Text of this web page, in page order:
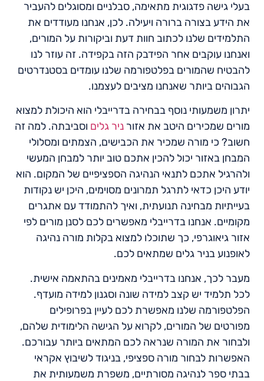
בעלי גישה פדגוגית מתאימה, סבלניים ומסוגלים להעביר
את הידע בצורה ברורה ויעילה. לכן, אנחנו מעודדים את
התלמידים שלנו לכתוב חוות דעת וביקורות על המורים,
ואנחנו עוקבים אחר הפידבק הזה בקפידה. זה עוזר לנו
להבטיח שהמורים בפלטפורמה שלנו עומדים בסטנדרטים
הגבוהים ביותר שאנחנו מציבים לעצמנו.
יתרון משמעותי נוסף בבחירה בדרייבלי הוא היכולת למצוא
מורים שמכירים היטב את אזור ניר גלים וסביבתה. למה זה
חשוב? כי מורה שמכיר את הכבישים, הצמתים ומסלולי
המבחן באזור יכול להכין אתכם טוב יותר למבחן המעשי
ולהרגיל אתכם לתנאי הנהיגה הספציפיים של המקום. הוא
יודע היכן כדאי לתרגל תמרונים מסוימים, היכן יש נקודות
בעייתיות מבחינה תנועתית, ואיך להתמודד עם אתגרים
מקומיים. אנחנו בדרייבלי מאפשרים לכם לסנן מורים לפי
אזור גיאוגרפי, כך שתוכלו למצוא בקלות מורה נהיגה
לאופנוע בניר גלים שמתאים לכם.
מעבר לכך, אנחנו בדרייבלי מאמינים בהתאמה אישית.
לכל תלמיד יש קצב למידה שונה וסגנון למידה מועדף.
הפלטפורמה שלנו מאפשרת לכם לעיין בפרופילים
מפורטים של המורים, לקרוא על הגישה הלימודית שלהם,
ולבחור את המורה שנראה לכם המתאים ביותר עבורכם.
האפשרות לבחור מורה ספציפי, בניגוד לשיבוץ אקראי
בבתי ספר לנהיגה מסורתיים, משפרת משמעותית את